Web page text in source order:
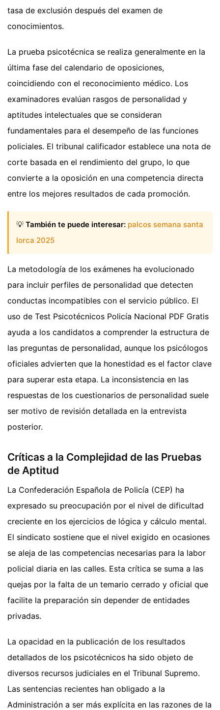
tasa de exclusión después del examen de
conocimientos.
La prueba psicotécnica se realiza generalmente en la
última fase del calendario de oposiciones,
coincidiendo con el reconocimiento médico. Los
examinadores evalúan rasgos de personalidad y
aptitudes intelectuales que se consideran
fundamentales para el desempeño de las funciones
policiales. El tribunal calificador establece una nota de
corte basada en el rendimiento del grupo, lo que
convierte a la oposición en una competencia directa
entre los mejores resultados de cada promoción.
💡 También te puede interesar: palcos semana santa
lorca 2025
La metodología de los exámenes ha evolucionado
para incluir perfiles de personalidad que detecten
conductas incompatibles con el servicio público. El
uso de Test Psicotécnicos Policía Nacional PDF Gratis
ayuda a los candidatos a comprender la estructura de
las preguntas de personalidad, aunque los psicólogos
oficiales advierten que la honestidad es el factor clave
para superar esta etapa. La inconsistencia en las
respuestas de los cuestionarios de personalidad suele
ser motivo de revisión detallada en la entrevista
posterior.
Críticas a la Complejidad de las Pruebas
de Aptitud
La Confederación Española de Policía (CEP) ha
expresado su preocupación por el nivel de dificultad
creciente en los ejercicios de lógica y cálculo mental.
El sindicato sostiene que el nivel exigido en ocasiones
se aleja de las competencias necesarias para la labor
policial diaria en las calles. Esta crítica se suma a las
quejas por la falta de un temario cerrado y oficial que
facilite la preparación sin depender de entidades
privadas.
La opacidad en la publicación de los resultados
detallados de los psicotécnicos ha sido objeto de
diversos recursos judiciales en el Tribunal Supremo.
Las sentencias recientes han obligado a la
Administración a ser más explícita en las razones de la